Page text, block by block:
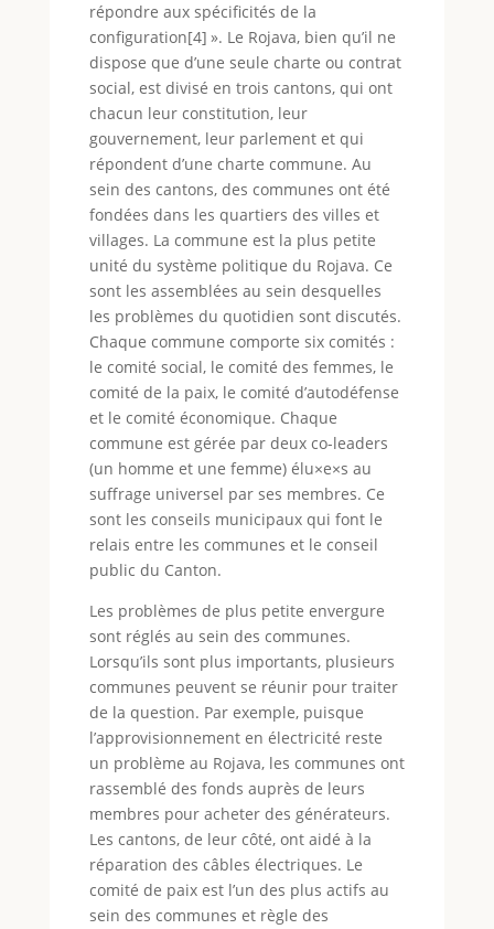
répondre aux spécificités de la
configuration[4] ». Le Rojava, bien qu’il ne
dispose que d’une seule charte ou contrat
social, est divisé en trois cantons, qui ont
chacun leur constitution, leur
gouvernement, leur parlement et qui
répondent d’une charte commune. Au
sein des cantons, des communes ont été
fondées dans les quartiers des villes et
villages. La commune est la plus petite
unité du système politique du Rojava. Ce
sont les assemblées au sein desquelles
les problèmes du quotidien sont discutés.
Chaque commune comporte six comités :
le comité social, le comité des femmes, le
comité de la paix, le comité d’autodéfense
et le comité économique. Chaque
commune est gérée par deux co-leaders
(un homme et une femme) élu×e×s au
suffrage universel par ses membres. Ce
sont les conseils municipaux qui font le
relais entre les communes et le conseil
public du Canton.
Les problèmes de plus petite envergure
sont réglés au sein des communes.
Lorsqu’ils sont plus importants, plusieurs
communes peuvent se réunir pour traiter
de la question. Par exemple, puisque
l’approvisionnement en électricité reste
un problème au Rojava, les communes ont
rassemblé des fonds auprès de leurs
membres pour acheter des générateurs.
Les cantons, de leur côté, ont aidé à la
réparation des câbles électriques. Le
comité de paix est l’un des plus actifs au
sein des communes et règle des